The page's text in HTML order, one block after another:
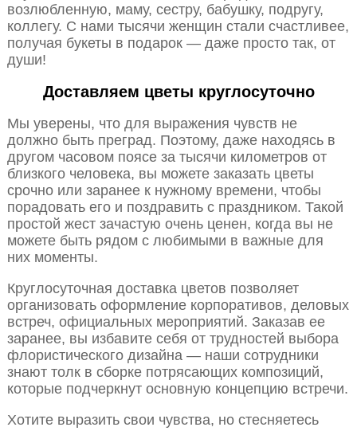
возлюбленную, маму, сестру, бабушку, подругу,
коллегу. С нами тысячи женщин стали счастливее,
получая букеты в подарок — даже просто так, от
души!
Доставляем цветы круглосуточно
Мы уверены, что для выражения чувств не
должно быть преград. Поэтому, даже находясь в
другом часовом поясе за тысячи километров от
близкого человека, вы можете заказать цветы
срочно или заранее к нужному времени, чтобы
порадовать его и поздравить с праздником. Такой
простой жест зачастую очень ценен, когда вы не
можете быть рядом с любимыми в важные для
них моменты.
Круглосуточная доставка цветов позволяет
организовать оформление корпоративов, деловых
встреч, официальных мероприятий. Заказав ее
заранее, вы избавите себя от трудностей выбора
флористического дизайна — наши сотрудники
знают толк в сборке потрясающих композиций,
которые подчеркнут основную концепцию встречи.
Хотите выразить свои чувства, но стесняетесь